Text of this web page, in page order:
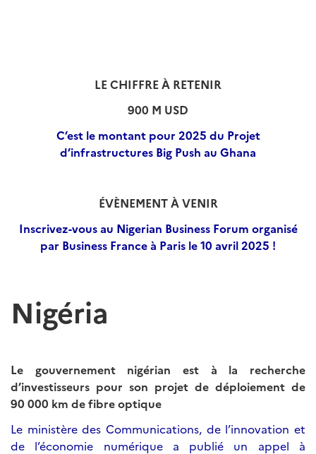
LE CHIFFRE À RETENIR
900 M USD
C’est le montant pour 2025 du Projet
d’infrastructures Big Push au Ghana
ÉVÈNEMENT À VENIR
Inscrivez-vous au Nigerian Business Forum organisé
par Business France à Paris le 10 avril 2025 !
Nigéria
Le gouvernement nigérian est à la recherche
d’investisseurs pour son projet de déploiement de
90 000 km de fibre optique
Le ministère des Communications, de l’innovation et
de l’économie numérique a publié un appel à